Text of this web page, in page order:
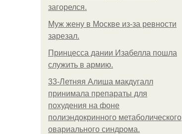
загорелся.
Mуж жену в Москве из-за ревности
зарезал.
Принцесса дании Изабелла пошла
служить в армию.
33-Летняя Алиша макдугалл
принимала препараты для
похудения на фоне
полиэндокринного метаболического
овариального синдрома.